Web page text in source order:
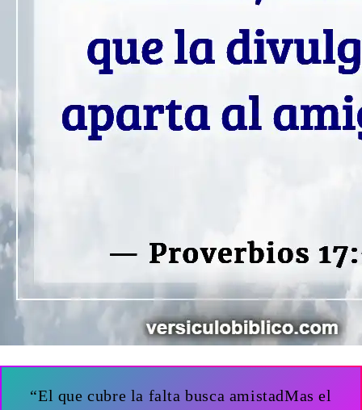
“El que cubre la falta busca amistadMas el